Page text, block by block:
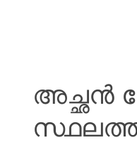
അച്ഛൻ